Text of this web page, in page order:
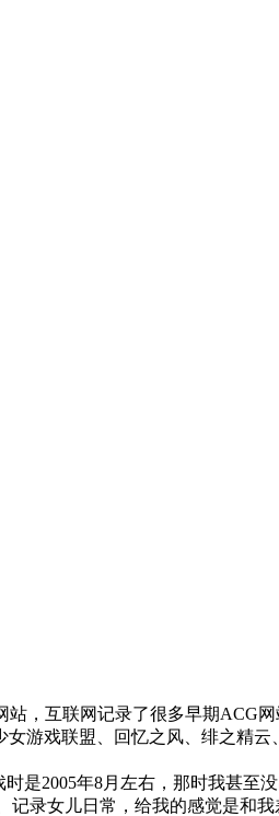
，互联网记录了很多早期ACG
游戏联盟、回忆之风、绯之精
是2005年8月左右，那时我甚至
录女儿日常，给我的感觉是和